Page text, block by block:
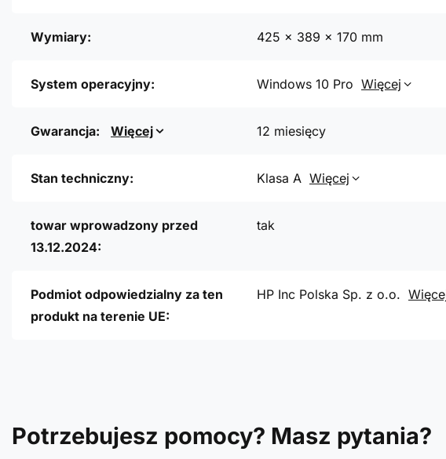
Wymiary: 425 x 389 x 170 mm
System operacyjny: Windows 10 Pro Więcej
Gwarancja: Więcej 12 miesięcy
Stan techniczny: Klasa A Więcej
towar wprowadzony przed
13.12.2024:
tak
Podmiot odpowiedzialny za ten
produkt na terenie UE:
HP Inc Polska Sp. z o.o.
Potrzebujesz pomocy? Masz pytania?